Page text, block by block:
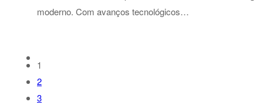
moderno. Com avanços tecnológicos…
1
2
3